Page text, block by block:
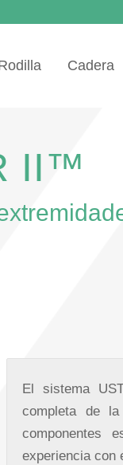
Cadera
II™
El sistema
completa de
componentes
experiencia con